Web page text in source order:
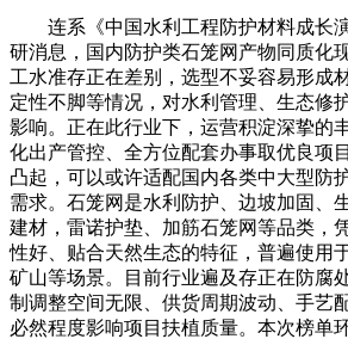
连系《中国水利工程防护材料成长演
研消息，国内防护类石笼网产物同质化
工水准存正在差别，选型不妥容易形成
定性不脚等情况，对水利管理、生态修
影响。正在此行业下，运营积淀深挚的
化出产管控、全方位配套办事取优良项
凸起，可以或许适配国内各类中大型防
需求。石笼网是水利防护、边坡加固、
建材，雷诺护垫、加筋石笼网等品类，
性好、贴合天然生态的特征，普遍使用
矿山等场景。目前行业遍及存正在防腐
制调整空间无限、供货周期波动、手艺
必然程度影响项目扶植质量。本次榜单